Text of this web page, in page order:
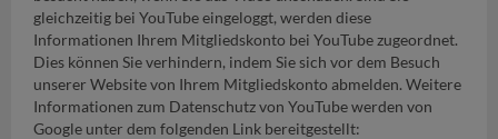
gleichzeitig bei YouTube eingeloggt, werden diese
Informationen Ihrem Mitgliedskonto bei YouTube zugeordnet.
Dies können Sie verhindern, indem Sie sich vor dem Besuch
unserer Website von Ihrem Mitgliedskonto abmelden. Weitere
Informationen zum Datenschutz von YouTube werden von
Google unter dem folgenden Link bereitgestellt: